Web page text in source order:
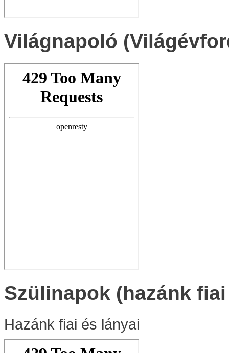
Világnapoló
Szülinapok (hazánk
Hazánk fiai és lányai